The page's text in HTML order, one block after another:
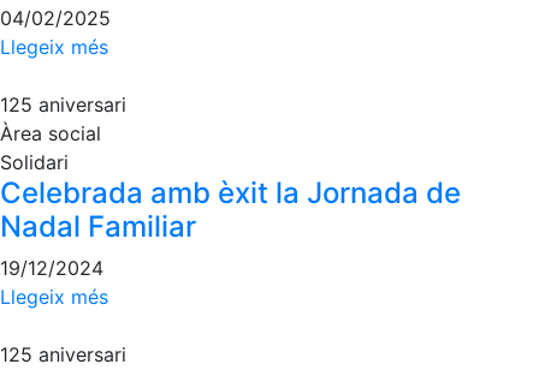
Normativa
Àrea social
Activitats Socials
Sortides culturals
Conferències i Inspirational Talks
Jocs de taula
04/02/2025
Llegeix més
125 aniversari
Àrea social
Solidari
Celebrada amb èxit la Jornada de
Nadal Familiar
19/12/2024
Llegeix més
125 aniversari